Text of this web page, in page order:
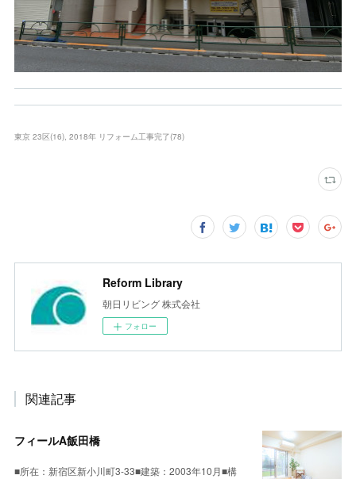
東京 23区(16) 2018年 リフォーム工事完了(78)
Reform Library
朝日リビング 株式会社
フォロー
関連記事
フィールA飯田橋
■所在：新宿区新小川町3-33■建築：2003年10月■構